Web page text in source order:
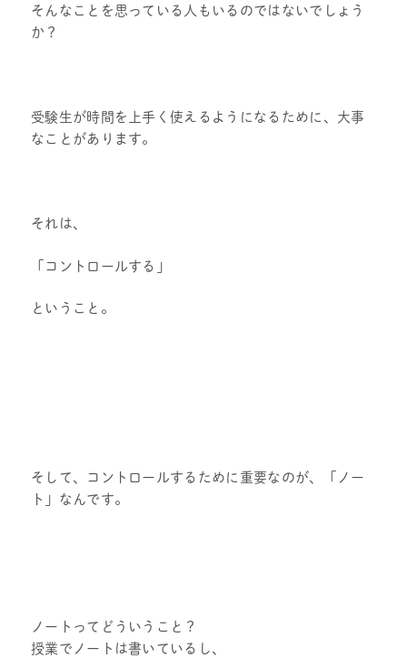
そんなことを思っている人もいるのではないでしょう
か？
受験生が時間を上手く使えるようになるために、大事
なことがあります。
それは、
「コントロールする」
ということ。
そして、コントロールするために重要なのが、「ノー
ト」なんです。
ノートってどういうこと？
授業でノートは書いているし、